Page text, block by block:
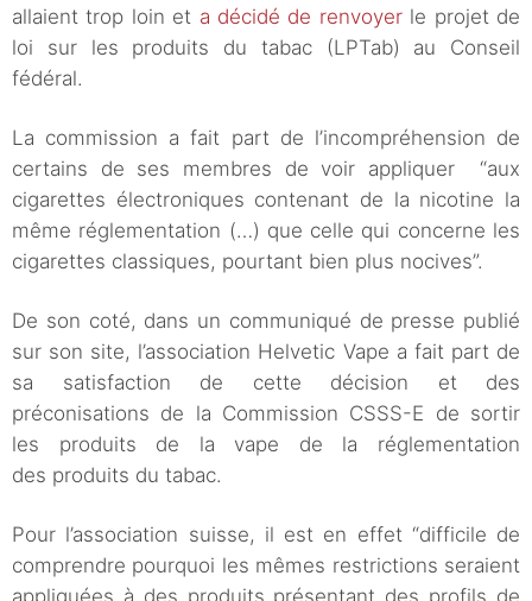
allaient trop loin et a décidé de renvoyerle projet de
loi sur les produits du tabac (LPTab) au Conseil
fédéral.
La commission a fait part de l’incompréhension de
certains de ses membres de voir appliquer “aux
cigarettes électroniques contenant de la nicotine la
même réglementation (…) que celle qui concerne les
cigarettes classiques, pourtant bien plus nocives”.
De son coté, dans un communiqué de presse publié
sur son site, l’association Helvetic Vape a fait part de
sa satisfaction de cette décision et des
préconisations de la Commission CSSS-E de sortir
les produits de la vape de la réglementation
des produits du tabac.
Pour l’association suisse, il est en effet “difficile de
comprendre pourquoi les mêmes restrictions seraient